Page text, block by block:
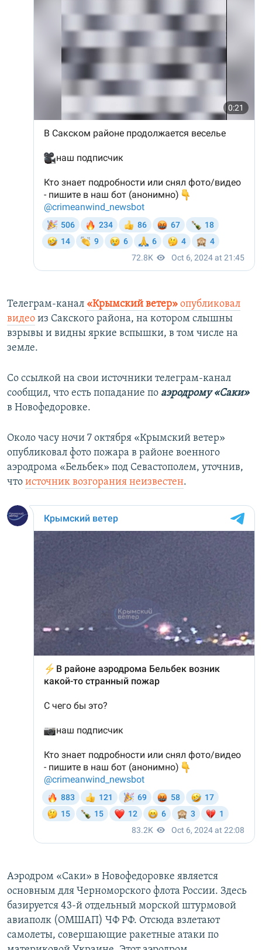
Телеграм-канал «Крымский ветер» опубликовал
видео из Сакского района, на котором слышны
взрывы и видны яркие вспышки, в том числе на
земле.
Со ссылкой на свои источники телеграм-канал
сообщил, что есть попадание по аэродрому «Саки»
в Новофедоровке.
Около часу ночи 7 октября «Крымский ветер»
опубликовал фото пожара в районе военного
аэродрома «Бельбек» под Севастополем, уточнив,
что источник возгорания неизвестен.
Аэродром «Саки» в Новофедоровке является
основным для Черноморского флота России. Здесь
базируется 43-й отдельный морской штурмовой
авиаполк (ОМШАП) ЧФ РФ. Отсюда взлетают
самолеты, совершающие ракетные атаки по